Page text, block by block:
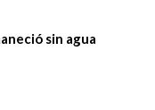
sin agua